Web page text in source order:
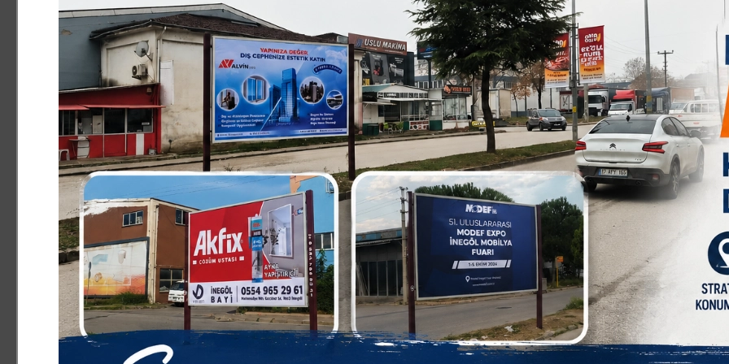
sebebi ise balığı taze ve canlı göstermek amacıyla yapıldığı illeri sürülüyor ve akşam saat 17.00´dan sonra Pazar
alanında Zabıta ekipleri tarafından denetleme olmadığı içinde sardalya ismi verilen balık çeşidinin tuz ile yıkandıktan
sonra balık tezgahlarında Hamsi balığı diye satıldığı ve bu mor ışıkların asıl kullanma amacının da bu yüzden olduğu
ileri sürüldü.
Haber Merkezi